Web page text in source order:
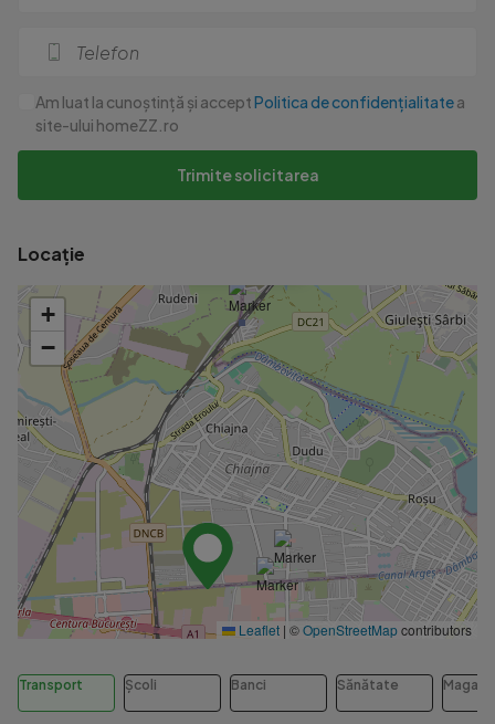
Am luat la cunoștință și acceptPolitica de confidențialitatea
site-ului homeZZ.ro
Trimite solicitarea
Locație
Staţii de tren ×
+
−
Leaflet | ©OpenStreetMapcontributors
Transport Școli Banci Sănătate